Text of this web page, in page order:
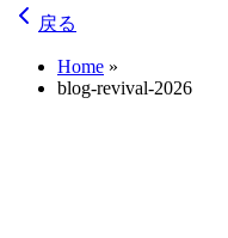
戻る
Home »
blog-revival-2026